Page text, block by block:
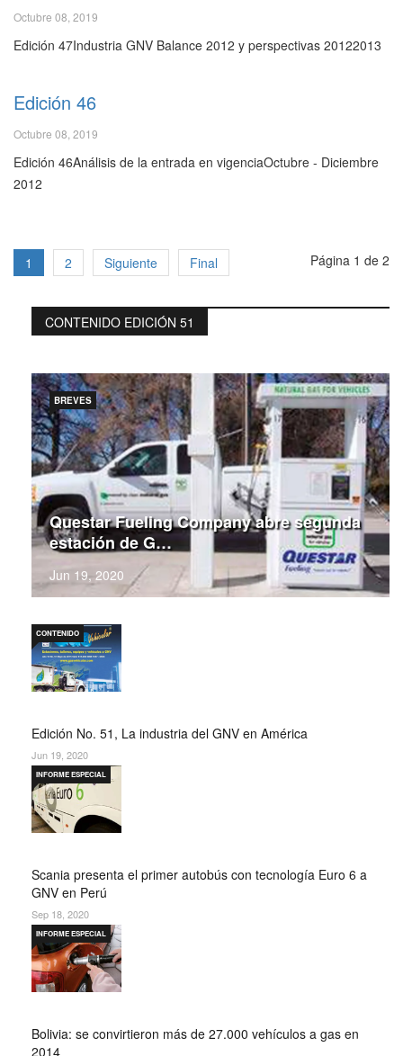
Octubre 08, 2019
Edición 47Industria GNV Balance 2012 y perspectivas 20122013
Edición 46
Octubre 08, 2019
Edición 46Análisis de la entrada en vigenciaOctubre - Diciembre
2012
1 2 Siguiente Final Página 1 de 2
CONTENIDO EDICIÓN 51
Questar Fueling Company abre segunda
estación de G…
Jun 19, 2020
BREVES
Edición No. 51, La industria del GNV en América
CONTENIDO
Jun 19, 2020
Scania presenta el primer autobús con tecnología Euro 6 a
GNV en Perú
INFORME ESPECIAL
Sep 18, 2020
Bolivia: se convirtieron más de 27.000 vehículos a gas en
2014
INFORME ESPECIAL